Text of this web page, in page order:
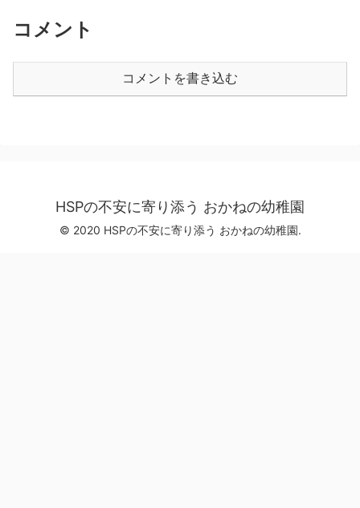
コメント
コメントを書き込む
HSPの不安に寄り添う おかねの幼稚園
© 2020 HSPの不安に寄り添う おかねの幼稚園.